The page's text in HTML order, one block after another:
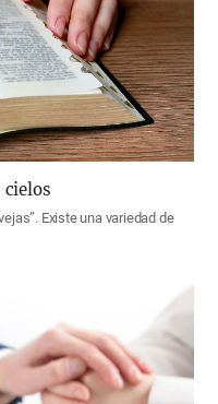
cielos
Existe una variedad de